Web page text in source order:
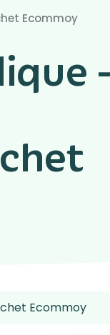
Ecommoy
Ecommoy